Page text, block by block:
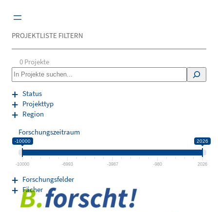
Inhalt
PROJEKTLISTE FILTERN
0 Projekte
S
e
a
r
c
Status
Projekttyp
Region
Forschungszeitraum
-10000 2026
-10000 -6993 -3987 -980 2026
Forschungsfelder
Fächer